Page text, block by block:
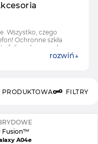
Wszystko, czego
Ochronne szkła
folie ochronne do
rozwiń
PRODUKTOWA FILTRY
Fusion™
A04e